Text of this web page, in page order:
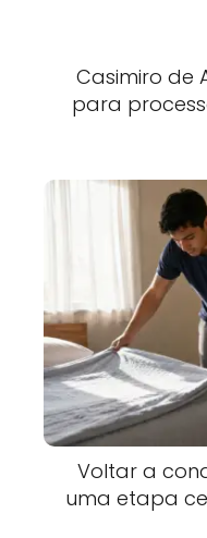
Casimiro de
para
Voltar a
uma etapa